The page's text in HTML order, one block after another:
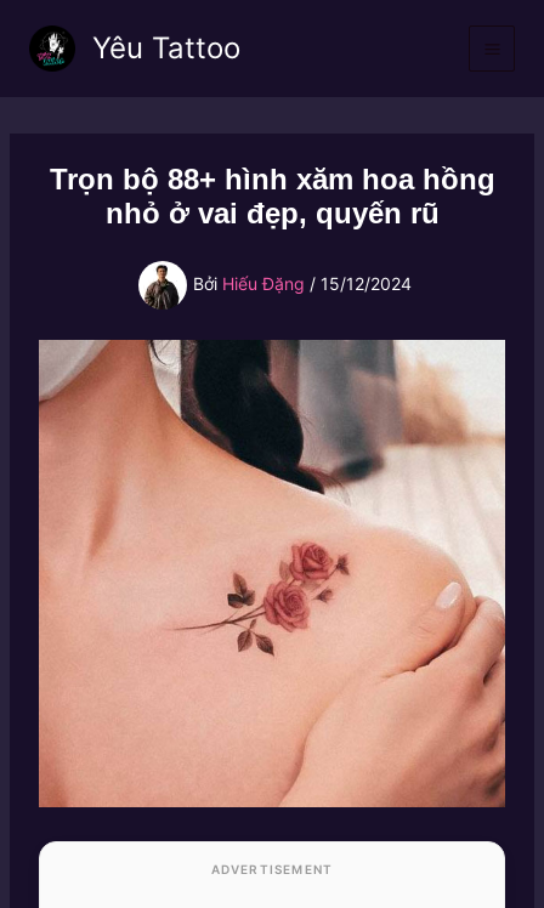
Yêu Tattoo
Trọn bộ 88+ hình xăm hoa hồng
nhỏ ở vai đẹp, quyến rũ
Bởi Hiếu Đặng / 15/12/2024
ADVERTISEMENT